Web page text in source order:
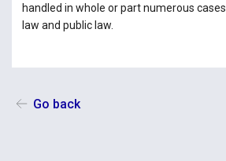
handled in whole or part numerous
law and public law.
Go back